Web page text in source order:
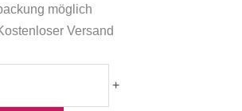
möglich
Versand
+